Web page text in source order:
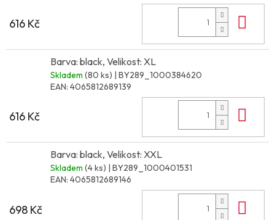
616 Kč
Barva: black, Velikost: XL
Skladem (80 ks) | BY289_1000384620
EAN: 4065812689139
616 Kč
Barva: black, Velikost: XXL
Skladem (4 ks) | BY289_1000401531
EAN: 4065812689146
698 Kč